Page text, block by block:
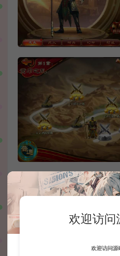
欢迎访问
欢迎访问源